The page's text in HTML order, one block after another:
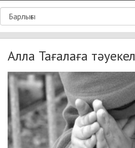
Алла Тағалаға тәуекел